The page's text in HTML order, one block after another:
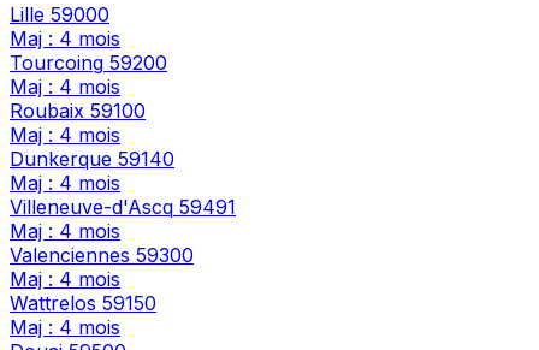
Lille 59000
Maj : 4 mois
Tourcoing 59200
Maj : 4 mois
Roubaix 59100
Maj : 4 mois
Dunkerque 59140
Maj : 4 mois
Villeneuve-d'Ascq 59491
Maj : 4 mois
Valenciennes 59300
Maj : 4 mois
Wattrelos 59150
Maj : 4 mois